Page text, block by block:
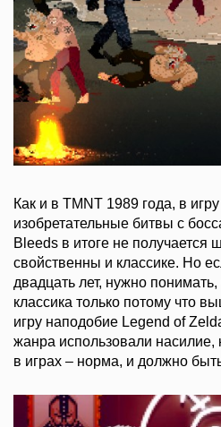
Как и в TMNT 1989 года, в
изобретательные битвы с
Bleeds в итоге не
свойственны и классике. Но
двадцать лет, нужно
классика только потому что
игру наподобие Legend of
жанра использовали насилие,
в играх – норма, и должно